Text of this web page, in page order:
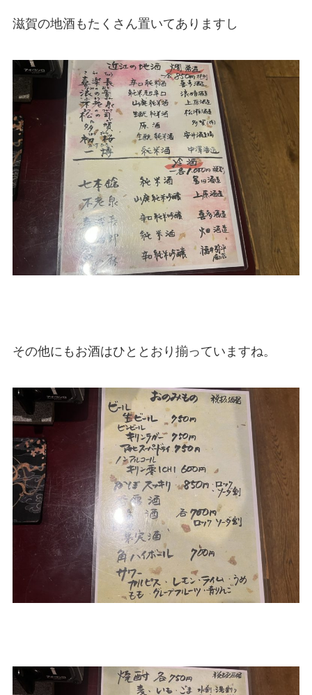
滋賀の地酒もたくさん置いてありますし
その他にもお酒はひととおり揃っていますね。